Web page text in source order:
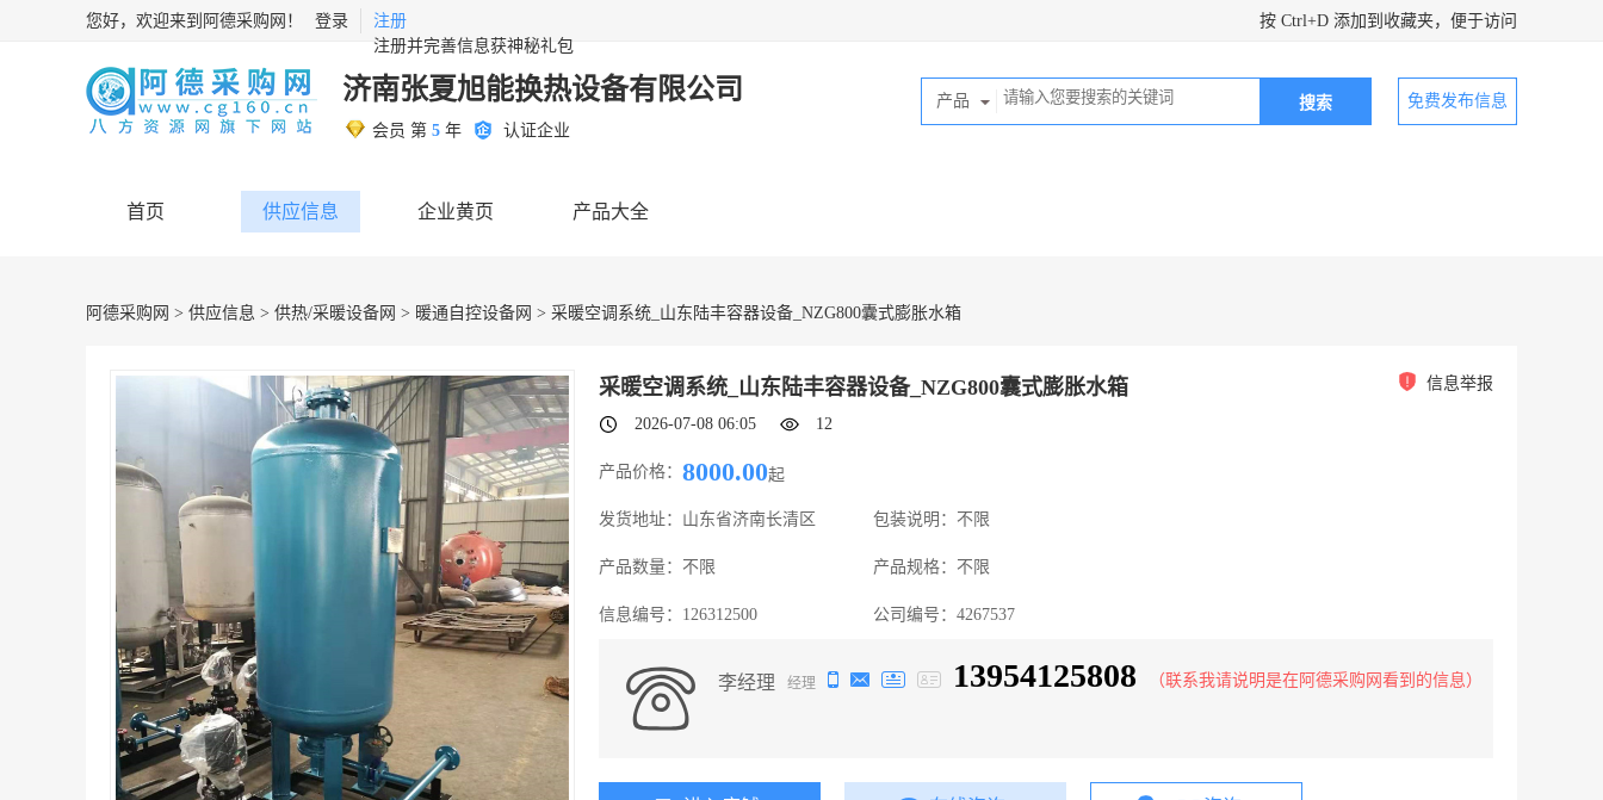
您好，欢迎来到阿德采购网！ 登录
注册
注册并完善信息获神秘礼包
按 Ctrl+D 添加到收藏夹，便于访问
济南张夏旭能换热设备有限公司
会员 第 5 年 认证企业
产品 免费发布信息
首页 供应信息 企业黄页 产品大全
阿德采购网 > 供应信息 > 供热/采暖设备网 > 暖通自控设备网 > 采暖空调系统_山东陆丰容器设备_NZG800囊式膨胀水箱
采暖空调系统_山东陆丰容器设备_NZG800囊式膨胀水箱
2026-07-08 06:05 12
产品价格： 8000.00起
发货地址： 山东省济南长清区 包装说明： 不限
产品数量： 不限 产品规格： 不限
信息编号： 126312500 公司编号： 4267537
李经理 经理 13954125808 （联系我请说明是在阿德采购网看到的信息）
信息举报